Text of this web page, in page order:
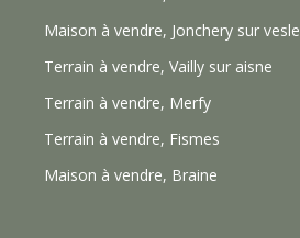
Maison à vendre, Jonchery sur vesle
Terrain à vendre, Vailly sur aisne
Terrain à vendre, Merfy
Terrain à vendre, Fismes
Maison à vendre, Braine